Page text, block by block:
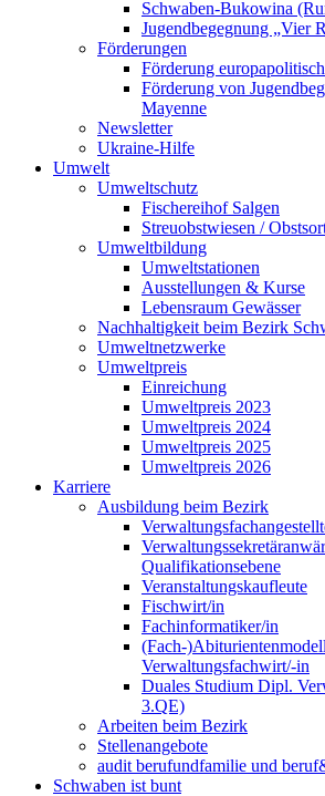
Schwaben-Bukowina
Jugendbegegnung „Vier
Förderungen
Förderung
Förderung von
Mayenne
Newsletter
Ukraine-Hilfe
Umwelt
Umweltschutz
Fischereihof Salgen
Streuobstwiesen /
Umweltbildung
Umweltstationen
Ausstellungen & Kurse
Lebensraum Gewässer
Nachhaltigkeit beim Bezirk
Umweltnetzwerke
Umweltpreis
Einreichung
Umweltpreis 2023
Umweltpreis 2024
Umweltpreis 2025
Umweltpreis 2026
Karriere
Ausbildung beim Bezirk
Qualifikationsebene
Veranstaltungskaufleute
Fischwirt/in
Fachinformatiker/in
(Fach-
Verwaltungsfachwirt/-in
Duales Studium Dipl.
3.QE)
Arbeiten beim Bezirk
Stellenangebote
audit berufundfamilie und
Schwaben ist bunt